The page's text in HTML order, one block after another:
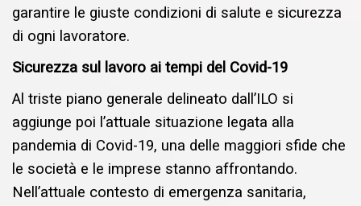
garantire le giuste condizioni di salute e sicurezza
di ogni lavoratore.
Sicurezza sul lavoro ai tempi del Covid-19
Al triste piano generale delineato dall’ILO si
aggiunge poi l’attuale situazione legata alla
pandemia di Covid-19, una delle maggiori sfide che
le società e le imprese stanno affrontando.
Nell’attuale contesto di emergenza sanitaria,